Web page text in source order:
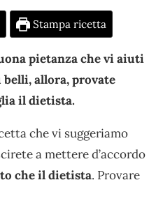
Stampa ricetta
pietanza che vi aiuti
allora, provate
il dietista.
che vi suggeriamo
a mettere d’accordo
che il dietista. Provare